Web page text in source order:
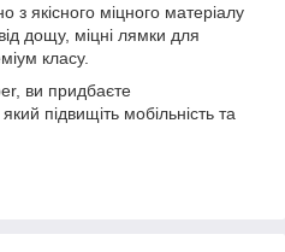
з якісного міцного матеріалу
дощу, міцні лямки для
класу.
ви придбаєте
підвищіть мобільність та